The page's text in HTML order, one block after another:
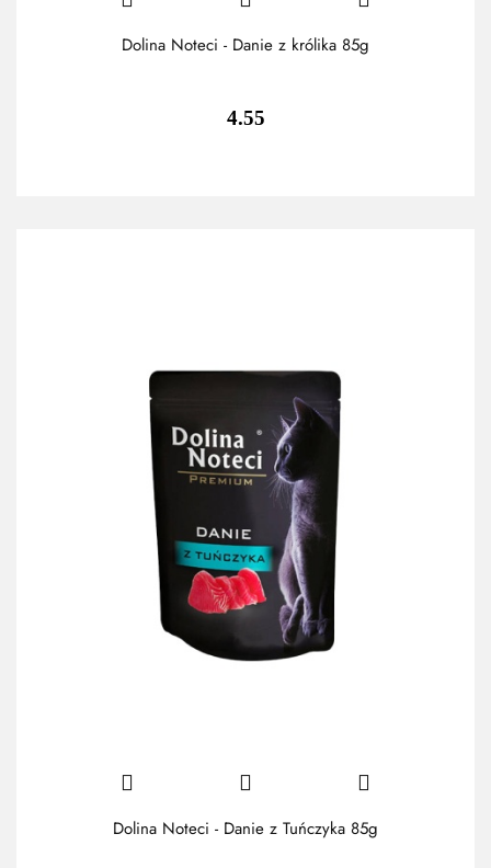
Dolina Noteci - Danie z królika 85g
4.55
Dolina Noteci - Danie z Tuńczyka 85g